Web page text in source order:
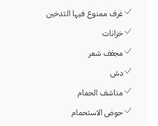
غرف ممنوع فيها التدخين
خزانات
مجفف شعر
دش
مناشف الحمام
حوض الاستحمام